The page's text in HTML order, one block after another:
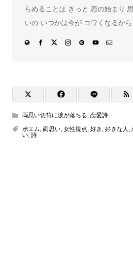
らめることは きっと 恋の始まり
いの いつかは今が コワくなるから
両思い切符に涙が落ちる, 恋愛詩
ポエム, 両思い, 女性視点, 好き , 好きな人 ,
い, 詩